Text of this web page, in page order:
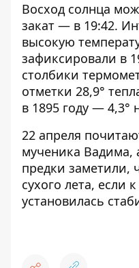
Восход солнца
закат — в 19:42.
высокую
зафиксировали в
столбики
отметки 28,9°
в 1895 году — 4,3°
22 апреля
мученика
предки заметили,
сухого лета, если
установилась